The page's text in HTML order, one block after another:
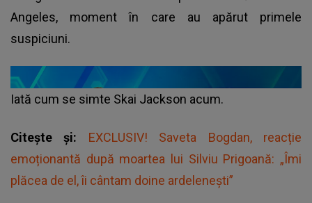
Angeles, moment în care au apărut primele
suspiciuni.
Iată cum se simte Skai Jackson acum.
Citește și: EXCLUSIV! Saveta Bogdan, reacție
emoționantă după moartea lui Silviu Prigoană: „Îmi
plăcea de el, îi cântam doine ardelenești”